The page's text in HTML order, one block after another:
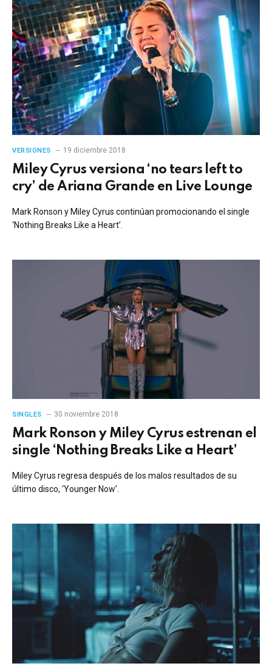
VERSIONES 19 diciembre 2018
Miley Cyrus versiona ‘no tears left to
cry’ de Ariana Grande en Live Lounge
Mark Ronson y Miley Cyrus continúan promocionando el single
‘Nothing Breaks Like a Heart’.
SINGLES 30 noviembre 2018
Mark Ronson y Miley Cyrus estrenan el
single ‘Nothing Breaks Like a Heart’
Miley Cyrus regresa después de los malos resultados de su
último disco, ‘Younger Now’.